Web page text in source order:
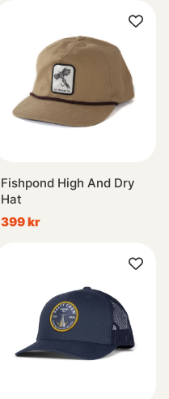
Fishpond High And Dry
Hat
399 kr